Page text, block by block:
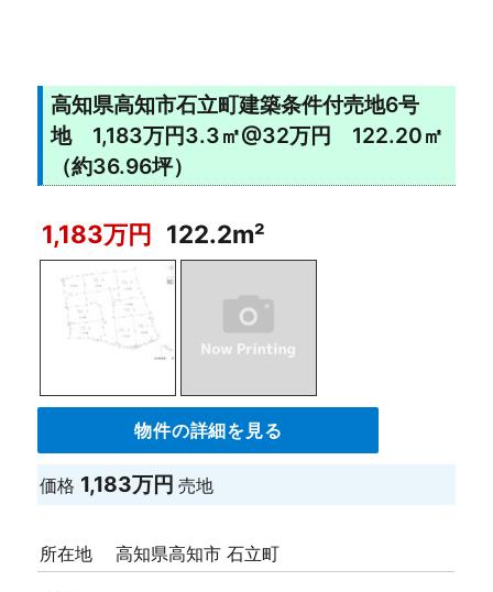
高知県高知市石立町建築条件付売地6号
地 1,183万円3.3㎡@32万円 122.20㎡
（約36.96坪）
1,183万円 122.2m²
物件の詳細を見る
価格 1,183万円売地
所在地 高知県高知市 石立町